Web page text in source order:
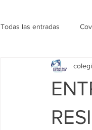
Todas las entradas